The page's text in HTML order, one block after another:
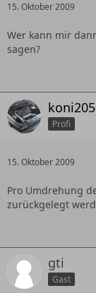
15. Oktober 2009
Wer kann mir
sagen?
koni205
Profi
15. Oktober 2009
Pro Umdrehung
zurückgelegt
gti
Gast